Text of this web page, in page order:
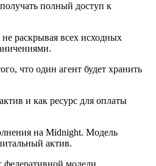
полный доступ к
раскрывая всех исходных
что один агент будет хранить
и как ресурс для оплаты
на Midnight. Модель
актив.